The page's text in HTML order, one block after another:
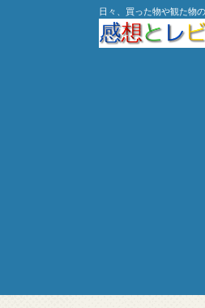
日々、買った物や観た物